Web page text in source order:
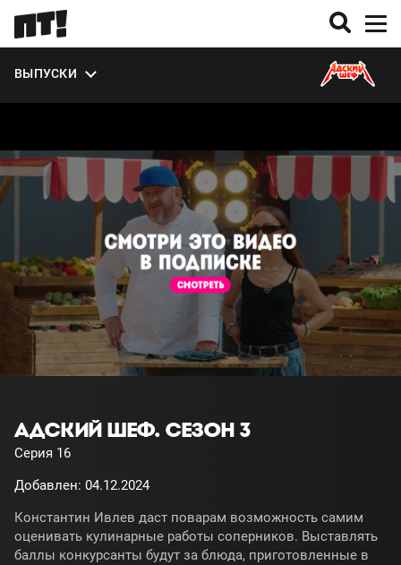
ВЫПУСКИ
УЧАСТНИКИ
О СЕЗОНЕ
АДСКИЙ ШЕФ. СЕЗОН 3
Серия 16
Добавлен: 04.12.2024
Константин Ивлев даст поварам возможность самим
оценивать кулинарные работы соперников. Выставлять
баллы конкурсанты будут за блюда, приготовленные в